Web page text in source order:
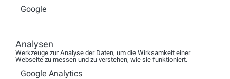
www.voxtron.com
Kontakt:
Voxtron GmbH
Google
Analysen
Werkzeuge zur Analyse der Daten, um die Wirksamkeit einer
Webseite zu messen und zu verstehen, wie sie funktioniert.
Google Analytics